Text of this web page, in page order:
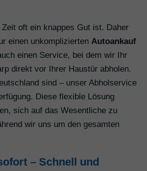
oft ein knappes Gut ist. Daher
einen unkomplizierten Autoankauf
einen Service, bei dem wir Ihr
direkt vor Ihrer Haustür abholen.
sind – unser Abholservice
Diese flexible Lösung
sich auf das Wesentliche zu
wir uns um den gesamten
– Schnell und